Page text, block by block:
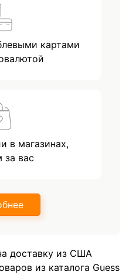
картами
в магазинах,
за вас
доставку из США
из каталога Guess